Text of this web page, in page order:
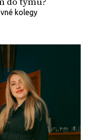
do týmu?
kolegy